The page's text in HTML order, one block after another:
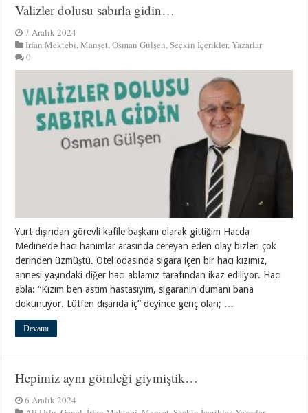
Valizler dolusu sabırla gidin…
7 Aralık 2024
İrfan Mektebi,Manşet,Osman Gülşen,Seçkin İçerikler,Yazarlar
0
Yurt dışından görevli kafile başkanı olarak gittiğim Hacda
Medine’de hacı hanımlar arasında cereyan eden olay bizleri çok
derinden üzmüştü. Otel odasında sigara içen bir hacı kızımız,
annesi yaşındaki diğer hacı ablamız tarafından ikaz ediliyor. Hacı
abla: “Kızım ben astım hastasıyım, sigaranın dumanı bana
dokunuyor. Lütfen dışarıda iç” deyince genç olan; …
Devamı
Hepimiz aynı gömleği giymiştik…
6 Aralık 2024